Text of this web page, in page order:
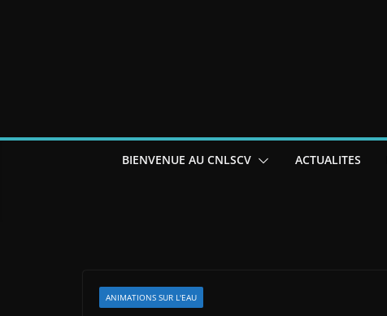
BIENVENUE AU CNLSCV ACTUALITES
ANIMATIONS SUR L'EAU